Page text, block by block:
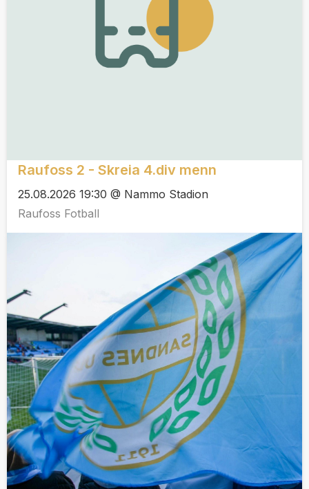
Raufoss 2 - Skreia 4.div menn
25.08.2026 19:30 @ Nammo Stadion
Raufoss Fotball